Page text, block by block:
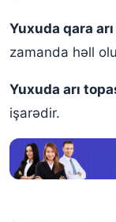
Yuxuda qara
zamanda həll
Yuxuda arı
işarədir.